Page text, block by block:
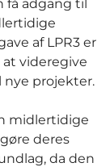
få adgang til
af LPR3 er
at videregive
nye projekter.
midlertidige
deres
da den